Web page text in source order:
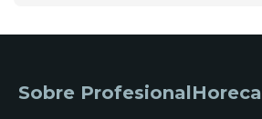
Sobre ProfesionalHoreca